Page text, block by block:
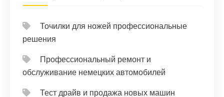
Точилки для ножей профессиональные
решения
Профессиональный ремонт и
обслуживание немецких автомобилей
Тест драйв и продажа новых машин